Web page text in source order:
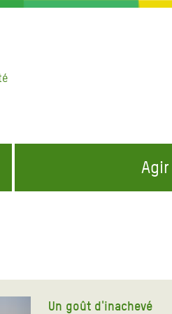
Gaza
Agir
Un goût d'inachevé